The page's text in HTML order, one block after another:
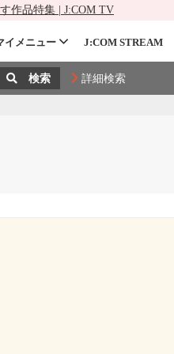
作品特集 | J:COM TV
イメニュー J:COM STREAM
詳細検索